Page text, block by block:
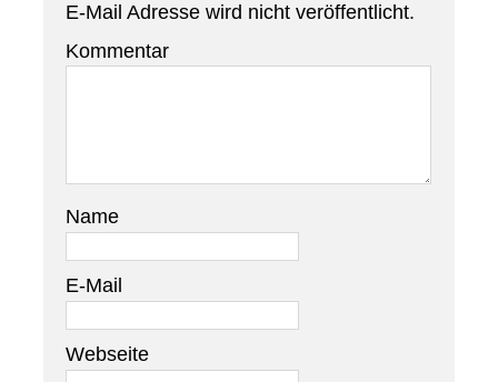
E-Mail Adresse wird nicht veröffentlicht.
Kommentar
Name
E-Mail
Webseite